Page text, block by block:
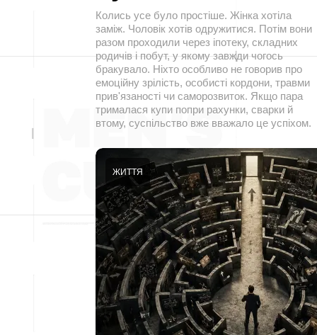
Колись усе було простіше. Жінка хотіла
заміж. Чоловік хотів одружитися. Потім вони
разом проходили через іпотеку, складних
родичів і побут, у якому завжди чогось
бракувало. Ніхто особливо не говорив про
емоційну зрілість, особисті кордони, травми
прив'язаності чи саморозвиток. Якщо пара
трималася купи попри рахунки, сварки й
втому, суспільство вже вважало це успіхом.
ЖИТТЯ